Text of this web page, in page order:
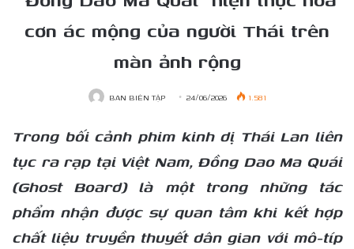
cơn ác mộng của người Thái trên
màn ảnh rộng
BAN BIÊN TẬP 24/06/2026 1.581
Trong bối cảnh phim kinh dị Thái Lan liên
tục ra rạp tại Việt Nam, Đồng Dao Ma Quái
(Ghost Board) là một trong những tác
phẩm nhận được sự quan tâm khi kết hợp
chất liệu truyền thuyết dân gian với mô-típ